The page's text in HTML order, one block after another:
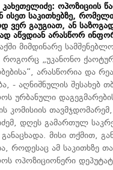
ოპოზიციის
ისეთ საკითხებზე,
ვერ გაუგიათ, ან
აწვდიან არასწორ
მიმდინარე
როგორც „უკანონო
არასწორია და
- აღნიშნულის შესახებ
ურბანული
კომისიის
დღეს გამართულ
მისი თქმით,
როდესაც ამ საკითხზე
ოპოზიციონერი